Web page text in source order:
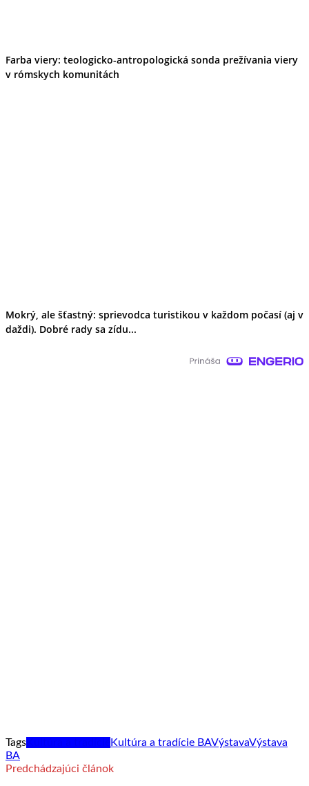
Farba viery: teologicko-antropologická sonda prežívania viery
v rómskych komunitách
Mokrý, ale šťastný: sprievodca turistikou v každom počasí (aj v
daždi). Dobré rady sa zídu...
Tags Kultúra a tradície BAVýstavaVýstava
BA
Predchádzajúci článok